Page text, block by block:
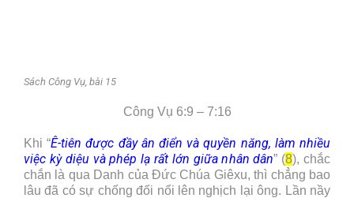
Sách Công Vụ, bài 15
Công Vụ 6:9 – 7:16
Khi “Ê-tiên được đầy ân điển và quyền năng, làm nhiều
việc kỳ diệu và phép lạ rất lớn giữa nhân dân” (8), chắc
chắn là qua Danh của Đức Chúa Giêxu, thì chẳng bao
lâu đã có sự chống đối nổi lên nghịch lại ông. Lần nầy